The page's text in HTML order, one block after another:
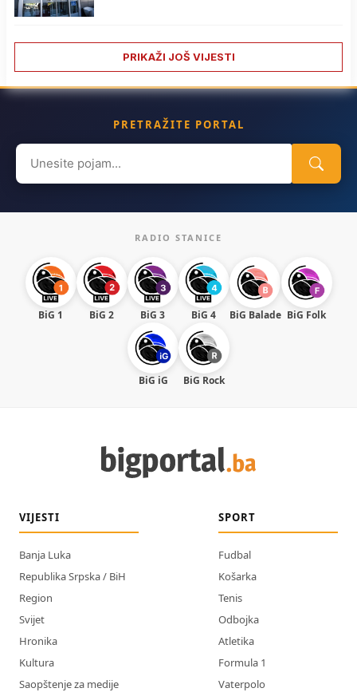
PRIKAŽI JOŠ VIJESTI
PRETRAŽITE PORTAL
Search
for:
RADIO STANICE
BiG 1 BiG 2 BiG 3 BiG 4 BiG Balade BiG Folk
BiG iG BiG Rock
VIJESTI
Banja Luka
Republika Srpska / BiH
Region
Svijet
Hronika
Kultura
Saopštenje za medije
SPORT
Fudbal
Košarka
Tenis
Odbojka
Atletika
Formula 1
Vaterpolo